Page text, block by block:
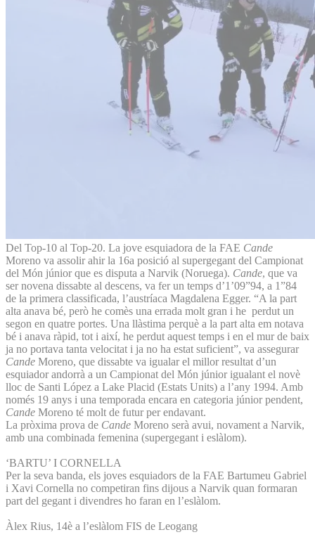
Del Top-10 al Top-20. La jove esquiadora de la FAE Cande
Moreno va assolir ahir la 16a posició al supergegant del Campionat
del Món júnior que es disputa a Narvik (Noruega). Cande, que va
ser novena dissabte al descens, va fer un temps d’1’09”94, a 1”84
de la primera classificada, l’austríaca Magdalena Egger. “A la part
alta anava bé, però he comès una errada molt gran i he perdut un
segon en quatre portes. Una llàstima perquè a la part alta em notava
bé i anava ràpid, tot i així, he perdut aquest temps i en el mur de baix
ja no portava tanta velocitat i ja no ha estat suficient”, va assegurar
Cande Moreno, que dissabte va igualar el millor resultat d’un
esquiador andorrà a un Campionat del Món júnior igualant el novè
lloc de Santi López a Lake Placid (Estats Units) a l’any 1994. Amb
només 19 anys i una temporada encara en categoria júnior pendent,
Cande Moreno té molt de futur per endavant.
La pròxima prova de Cande Moreno serà avui, novament a Narvik,
amb una combinada femenina (supergegant i eslàlom).
‘BARTU’ I CORNELLA
Per la seva banda, els joves esquiadors de la FAE Bartumeu Gabriel
i Xavi Cornella no competiran fins dijous a Narvik quan formaran
part del gegant i divendres ho faran en l’eslàlom.
Àlex Rius, 14è a l’eslàlom FIS de Leogang